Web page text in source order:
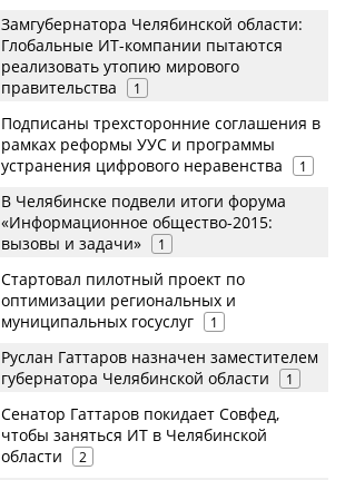
Замгубернатора Челябинской области:
Глобальные ИТ-компании пытаются
реализовать утопию мирового
правительства
1
Подписаны трехсторонние соглашения в
рамках реформы УУС и программы
устранения цифрового неравенства
1
В Челябинске подвели итоги форума
«Информационное общество-2015:
вызовы и задачи»
1
Стартовал пилотный проект по
оптимизации региональных и
муниципальных госуслуг
1
Руслан Гаттаров назначен заместителем
губернатора Челябинской области
1
Сенатор Гаттаров покидает Совфед,
чтобы заняться ИТ в Челябинской
области
2